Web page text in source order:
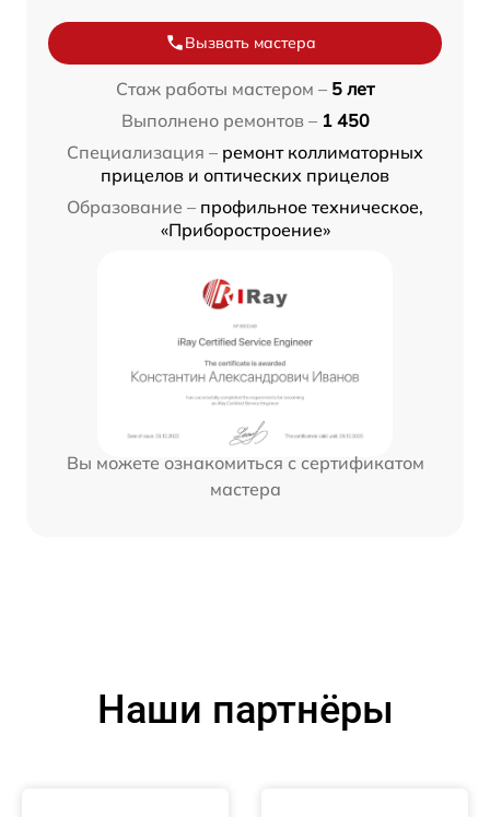
Вызвать мастера
Стаж работы мастером – 5 лет
Выполнено ремонтов – 1 450
Специализация – ремонт коллиматорных
прицелов и оптических прицелов
Образование – профильное техническое,
«Приборостроение»
Вы можете ознакомиться с сертификатом
мастера
Наши партнёры